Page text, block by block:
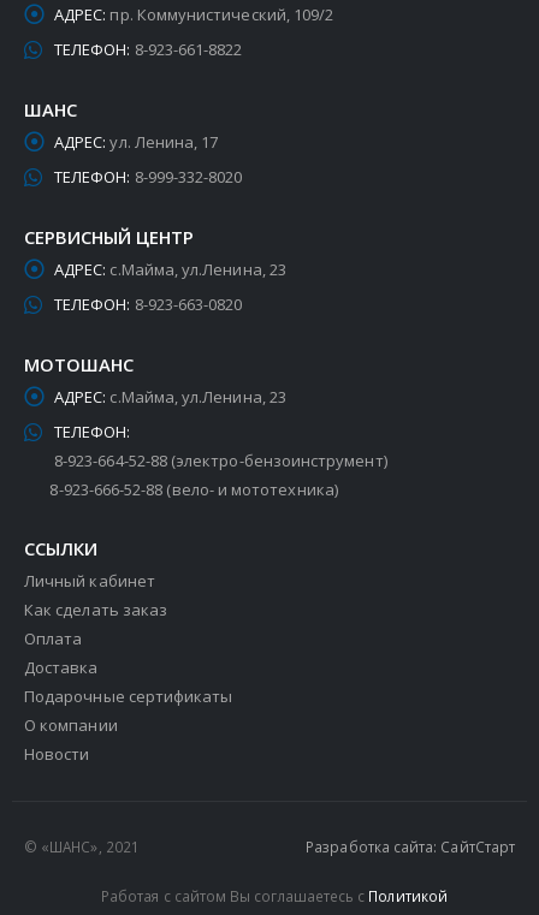
АДРЕС: пр. Коммунистический, 109/2
ТЕЛЕФОН: 8-923-661-8822
ШАНС
АДРЕС: ул. Ленина, 17
ТЕЛЕФОН: 8-999-332-8020
СЕРВИСНЫЙ ЦЕНТР
АДРЕС: с.Майма, ул.Ленина, 23
ТЕЛЕФОН: 8-923-663-0820
МОТОШАНС
АДРЕС: с.Майма, ул.Ленина, 23
ТЕЛЕФОН:
8-923-664-52-88 (электро-бензоинструмент)
8-923-666-52-88 (вело- и мототехника)
ССЫЛКИ
Личный кабинет
Как сделать заказ
Оплата
Доставка
Подарочные сертификаты
О компании
Новости
© «ШАНС», 2021 Разработка сайта: СайтСтарт
Работая с сайтом Вы соглашаетесь с Политикой